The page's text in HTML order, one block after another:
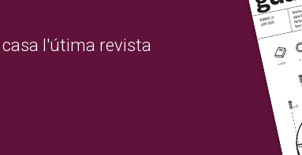
l'útima revista